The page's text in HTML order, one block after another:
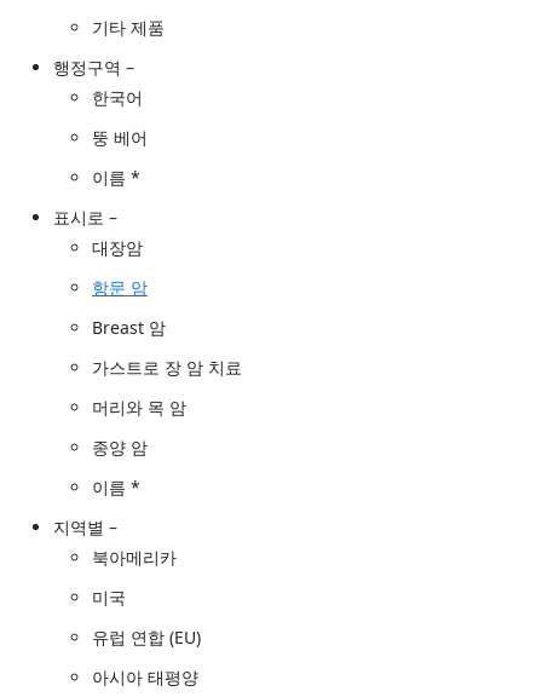
기타 제품
행정구역 –
한국어
뚱 베어
이름 *
표시로 –
대장암
항문 암
Breast 암
가스트로 장 암 치료
머리와 목 암
종양 암
이름 *
지역별 –
북아메리카
미국
유럽 연합 (EU)
아시아 태평양